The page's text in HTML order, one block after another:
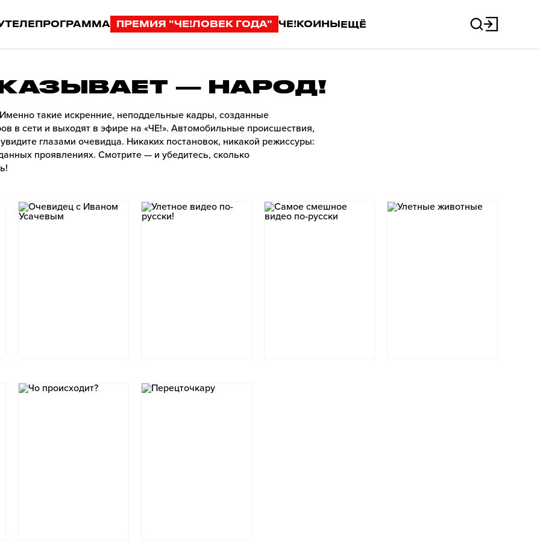
ТЕЛЕПРОГРАММА ПРЕМИЯ "ЧЕ!ЛОВЕК ГОДА" ЧЕ!КОИНЫЕЩЁ
— НАРОД!
такие искренние, неподдельные кадры, созданные
сети и выходят в эфире на «ЧЕ!». Автомобильные происшествия,
глазами очевидца. Никаких постановок, никакой режиссуры:
проявлениях. Смотрите — и убедитесь, сколько